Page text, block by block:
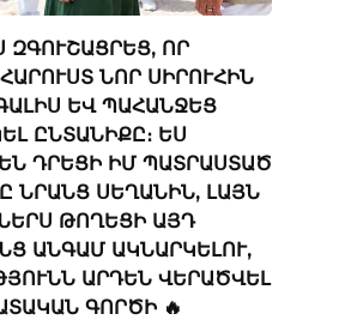
ԶԳՈՒՇԱՑՐԵՑ, ՈՐ
ՆՈՐ ՍԻՐՈՒՀԻՆ
ԵՎ ՊԱՀԱՆՋԵՑ
ԸՆՏԱՆԻՔԸ։ ԵՍ
ԴՐԵՑԻ ԻՄ ՊԱՏՐԱՍՏԱԾ
ՆՐԱՆՑ ՍԵՂԱՆԻՆ, ԼԱՅՆ
ԹՈՂԵՑԻ ԱՅԴ
ԱՆԳԱՄ ԱԿՆԱՐԿԵԼՈՒ,
ԱՐԴԵՆ ՎԵՐԱԾՎԵԼ
ԳՈՐԾԻ 🔥